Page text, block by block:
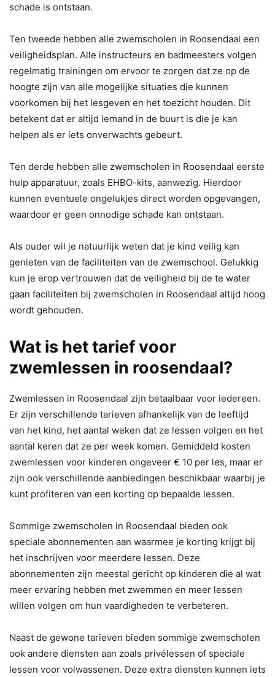
schade is ontstaan.
Ten tweede hebben alle zwemscholen in Roosendaal een
veiligheidsplan. Alle instructeurs en badmeesters volgen
regelmatig trainingen om ervoor te zorgen dat ze op de
hoogte zijn van alle mogelijke situaties die kunnen
voorkomen bij het lesgeven en het toezicht houden. Dit
betekent dat er altijd iemand in de buurt is die je kan
helpen als er iets onverwachts gebeurt.
Ten derde hebben alle zwemscholen in Roosendaal eerste
hulp apparatuur, zoals EHBO-kits, aanwezig. Hierdoor
kunnen eventuele ongelukjes direct worden opgevangen,
waardoor er geen onnodige schade kan ontstaan.
Als ouder wil je natuurlijk weten dat je kind veilig kan
genieten van de faciliteiten van de zwemschool. Gelukkig
kun je erop vertrouwen dat de veiligheid bij de te water
gaan faciliteiten bij zwemscholen in Roosendaal altijd hoog
wordt gehouden.
Wat is het tarief voor
zwemlessen in roosendaal?
Zwemlessen in Roosendaal zijn betaalbaar voor iedereen.
Er zijn verschillende tarieven afhankelijk van de leeftijd
van het kind, het aantal weken dat ze lessen volgen en het
aantal keren dat ze per week komen. Gemiddeld kosten
zwemlessen voor kinderen ongeveer € 10 per les, maar er
zijn ook verschillende aanbiedingen beschikbaar waarbij je
kunt profiteren van een korting op bepaalde lessen.
Sommige zwemscholen in Roosendaal bieden ook
speciale abonnementen aan waarmee je korting krijgt bij
het inschrijven voor meerdere lessen. Deze
abonnementen zijn meestal gericht op kinderen die al wat
meer ervaring hebben met zwemmen en meer lessen
willen volgen om hun vaardigheden te verbeteren.
Naast de gewone tarieven bieden sommige zwemscholen
ook andere diensten aan zoals privélessen of speciale
lessen voor volwassenen. Deze extra diensten kunnen iets